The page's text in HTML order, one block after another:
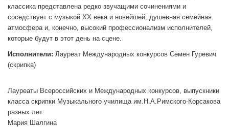
классика представлена редко звучащими сочинениями и
соседствует с музыкой ХХ века и новейшей, душевная семейная
атмосфера и, конечно, высокий профессионализм исполнителей,
которые будут в этот день на сцене.
Исполнители: Лауреат Международных конкурсов Семен Гуревич
(скрипка)
Лауреаты Всероссийских и Международных конкурсов, выпускники
класса скрипки Музыкального училища им.Н.А.Римского-Корсакова
разных лет:
Мария Шалгина